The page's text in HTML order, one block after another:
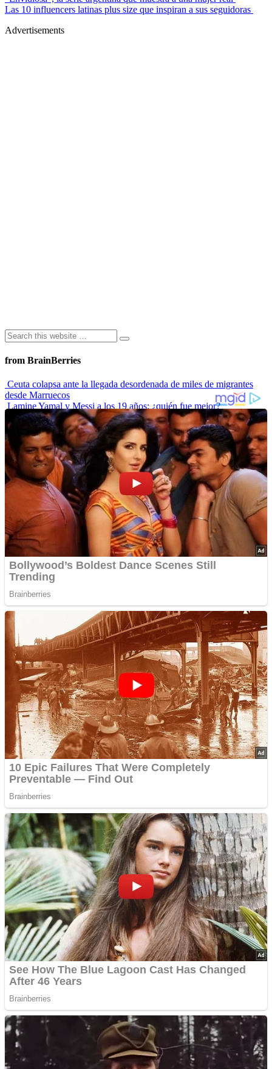
Las 10 influencers latinas plus size que inspiran a sus seguidoras
Advertisements
from BrainBerries
Ceuta colapsa ante la llegada desordenada de miles de migrantes
desde Marruecos
Lamine Yamal y Messi a los 19 años: ¿quién fue mejor?
“Envidiosa”, la serie argentina que muestra a una mujer real
Las 10 influencers latinas plus size que inspiran a sus seguidoras
La princesa Leonor finaliza su formación militar y se prepara para
liderar
Advertisements